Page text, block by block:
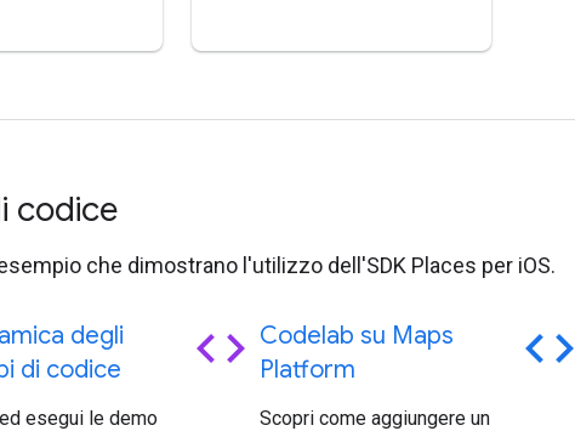
codice
che dimostrano l'utilizzo dell'SDK Places per iOS.
degli
di codice
esegui le demo
code Codelab su Maps
Platform
Scopri come aggiungere un
code